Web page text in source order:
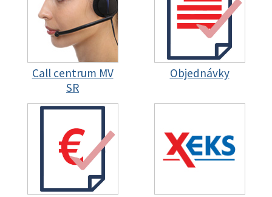
Call centrum MV
SR
Objednávky